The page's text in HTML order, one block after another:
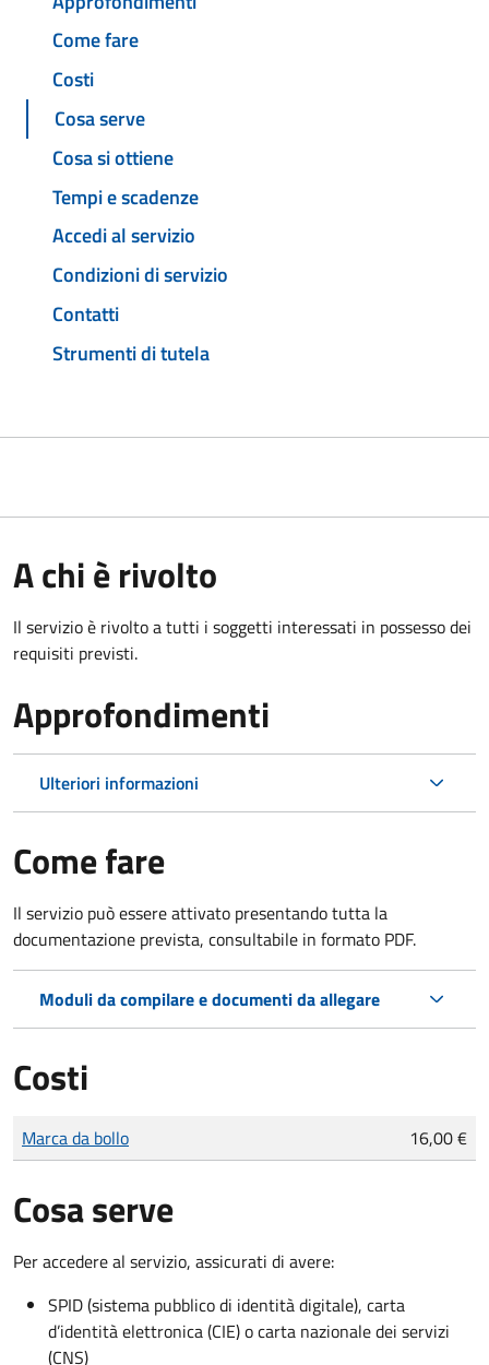
Come fare
Costi
Cosa serve
Cosa si ottiene
Tempi e scadenze
Accedi al servizio
Condizioni di servizio
Contatti
Strumenti di tutela
A chi è rivolto
Il servizio è rivolto a tutti i soggetti interessati in possesso dei
requisiti previsti.
Approfondimenti
Ulteriori informazioni
Come fare
Il servizio può essere attivato presentando tutta la
documentazione prevista, consultabile in formato PDF.
Moduli da compilare e documenti da allegare
Costi
Tipo di pagamento
Importo
Marca da bollo 16,00 €
Cosa serve
Per accedere al servizio, assicurati di avere:
SPID (sistema pubblico di identità digitale), carta
d’identità elettronica (CIE) o carta nazionale dei servizi
(CNS)